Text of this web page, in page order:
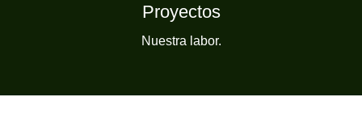
Proyectos
Nuestra labor.